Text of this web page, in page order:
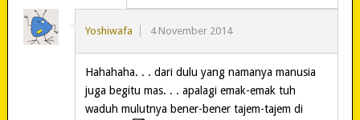
Yoshiwafa 4 November 2014
Hahahaha. . . dari dulu yang namanya manusia
juga begitu mas. . . apalagi emak-emak tuh
waduh mulutnya bener-bener tajem-tajem di